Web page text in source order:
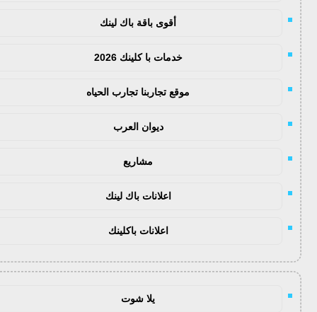
أقوى باقة باك لينك
خدمات با كلينك 2026
موقع تجاربنا تجارب الحياه
ديوان العرب
مشاريع
اعلانات باك لينك
اعلانات باكلينك
يلا شوت